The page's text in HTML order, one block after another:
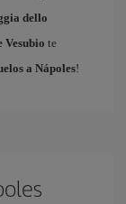
dello
Vesubio te
a Nápoles!